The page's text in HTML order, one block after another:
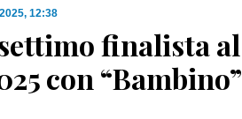
12:38
finalista
con “Bambino”